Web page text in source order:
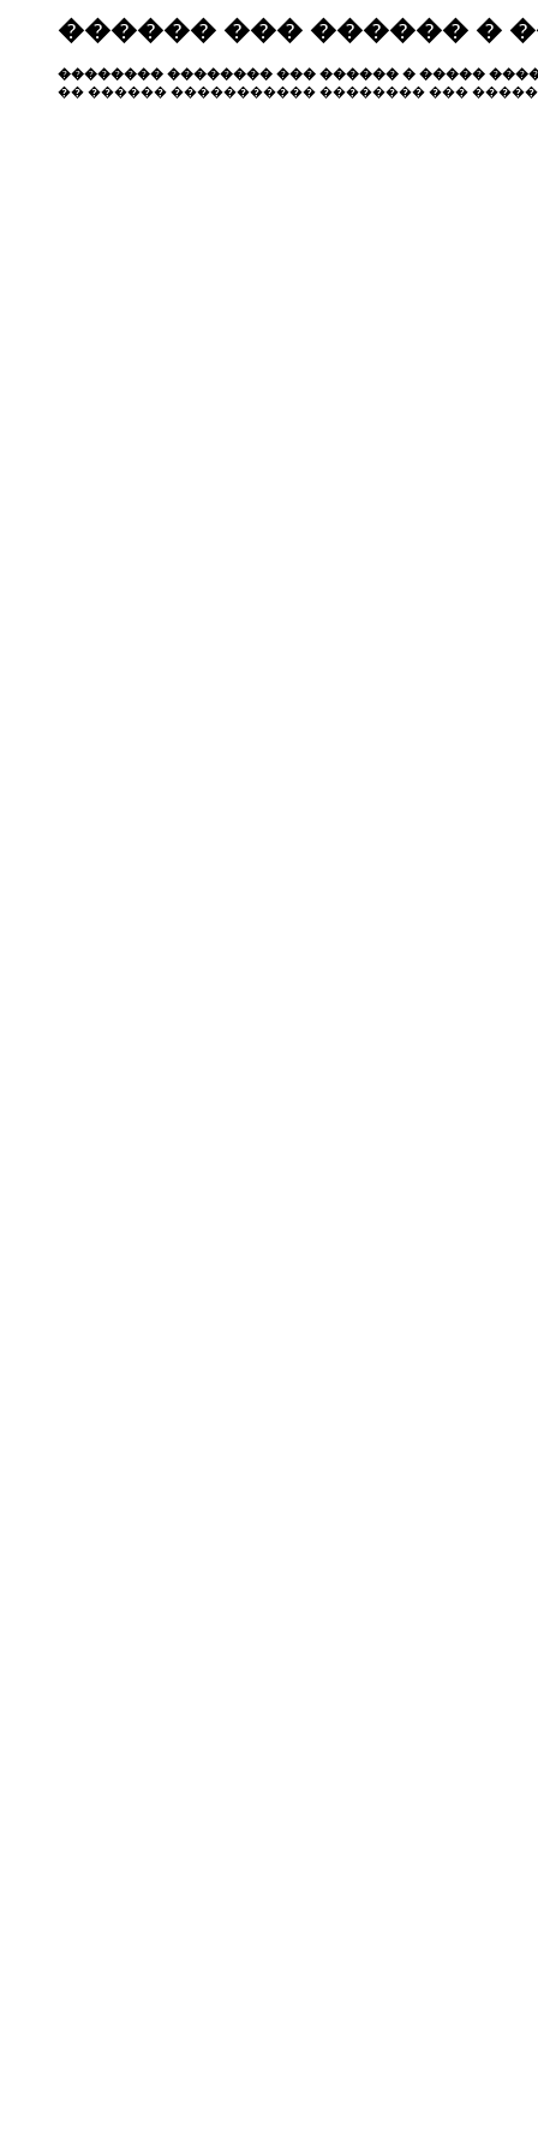
������ ��� ������ �
�������� �������� ��� ������ � �����
�� ������ ����������� �������� ���